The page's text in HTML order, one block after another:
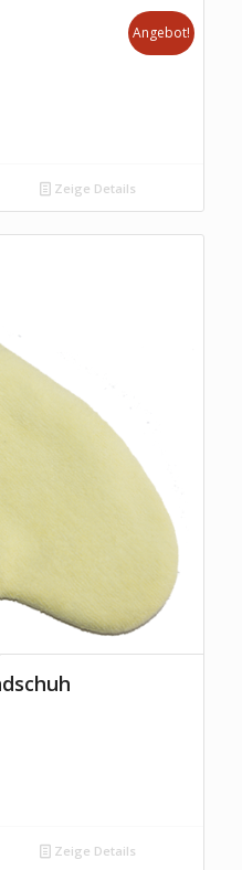
Angebot!
Zeige Details
Zeige Details